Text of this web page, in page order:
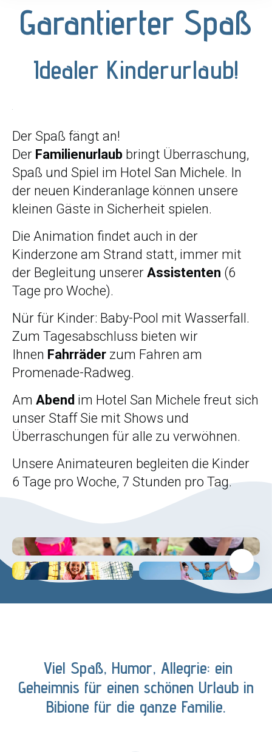
Garantierter Spaß
Idealer Kinderurlaub!
Der Spaß fängt an!
Der Familienurlaub bringt Überraschung,
Spaß und Spiel im Hotel San Michele. In
der neuen Kinderanlage können unsere
kleinen Gäste in Sicherheit spielen.
Die Animation findet auch in der
Kinderzone am Strand statt, immer mit
der Begleitung unserer Assistenten (6
Tage pro Woche).
Nür für Kinder: Baby-Pool mit Wasserfall.
Zum Tagesabschluss bieten wir
Ihnen Fahrräder zum Fahren am
Promenade-Radweg.
Am Abend im Hotel San Michele freut sich
unser Staff Sie mit Shows und
Überraschungen für alle zu verwöhnen.
Unsere Animateuren begleiten die Kinder
6 Tage pro Woche, 7 Stunden pro Tag.
Viel Spaß, Humor, Allegrie: ein
Geheimnis für einen schönen Urlaub in
Bibione für die ganze Familie.